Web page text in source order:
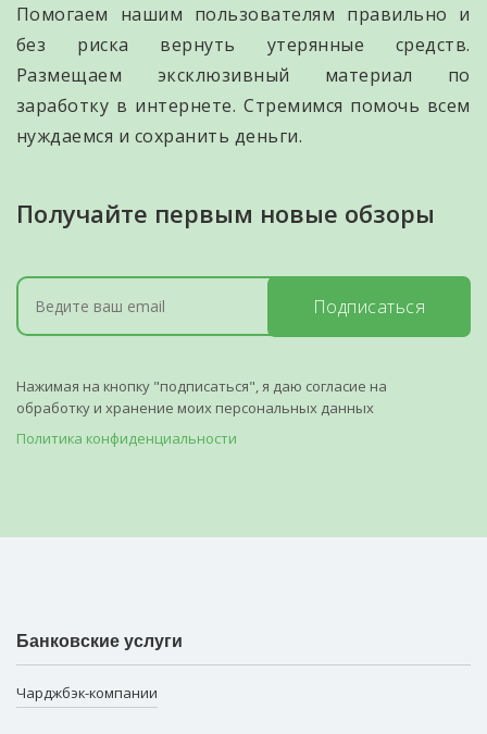
Помогаем нашим пользователям правильно и
без риска вернуть утерянные средств.
Размещаем эксклюзивный материал по
заработку в интернете. Стремимся помочь всем
нуждаемся и сохранить деньги.
Получайте первым новые обзоры
Подписаться
Нажимая на кнопку "подписаться", я даю согласие на
обработку и хранение моих персональных данных
Политика конфиденциальности
Банковские услуги
Чарджбэк-компании